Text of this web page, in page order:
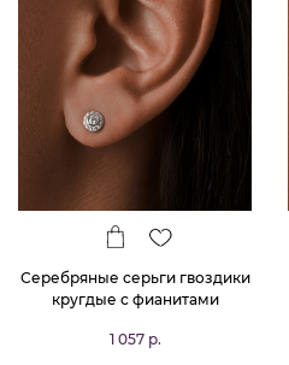
Серебряные серьги гвоздики
кругдые с фианитами
1 057 р.